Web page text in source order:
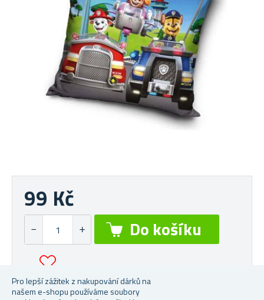
Pro lepší zážitek z nakupování dárků na
našem e-shopu používáme soubory
99 Kč
7 ks skladem | Do 2 dnů u vás